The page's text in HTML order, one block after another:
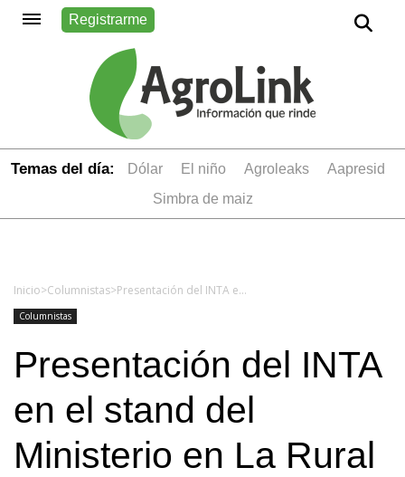
Registrarme
Temas del día: dólar el niño Agroleaks
aapresid
simbra de maiz
Inicio>Columnistas> Presentación del INTA en el stand del Ministerio en La Rural
Columnistas
Presentación del INTA
en el stand del
Ministerio en La Rural